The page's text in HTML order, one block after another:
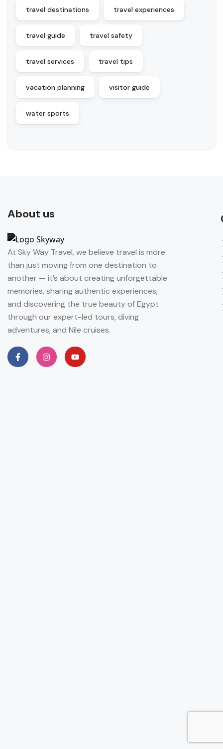
travel destinations travel experiences
travel guide travel safety
travel services travel tips
vacation planning visitor guide
water sports
About us
At Sky Way Travel, we believe travel is more
than just moving from one destination to
another — it’s about creating unforgettable
memories, sharing authentic experiences,
and discovering the true beauty of Egypt
through our expert-led tours, diving
adventures, and Nile cruises.